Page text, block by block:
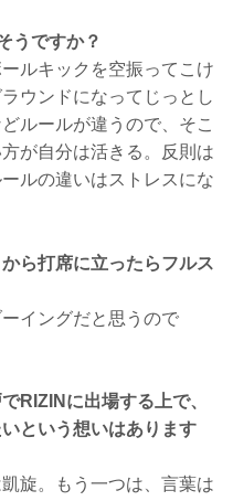
うですか？
ルキックを空振ってこけ
ウンドになってじっとし
ルールが違うので、そこ
が自分は活きる。反則は
ルの違いはストレスにな
ら打席に立ったらフルス
イングだと思うので
RIZINに出場する上で、
という想いはあります
旋。もう一つは、言葉は